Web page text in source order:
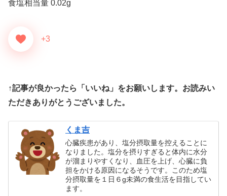
食塩相当量 0.02g
+3
↑記事が良かったら「いいね」をお願いします。お読みい
ただきありがとうございました。
くま吉
心臓疾患があり、塩分摂取量を控えることに
なりました。塩分を摂りすぎると体内に水分
が溜まりやすくなり、血圧を上げ、心臓に負
担をかける原因になるそうです。このため塩
分摂取量を１日６g未満の食生活を目指してい
ます。